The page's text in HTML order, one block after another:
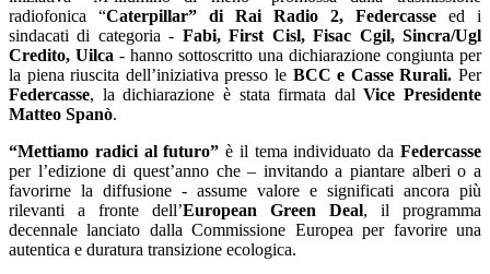
radiofonica “Caterpillar” di Rai Radio 2, Federcasse ed i
sindacati di categoria - Fabi, First Cisl, Fisac Cgil, Sincra/Ugl
Credito, Uilca - hanno sottoscritto una dichiarazione congiunta per
la piena riuscita dell’iniziativa presso le BCC e Casse Rurali. Per
Federcasse, la dichiarazione è stata firmata dalVice Presidente
Matteo Spanò.
“Mettiamo radici al futuro”è il tema individuato daFedercasse
per l’edizione di quest’anno che – invitando a piantare alberi o a
favorirne la diffusione - assume valore e significati ancora più
rilevanti a fronte dell’European Green Deal, il programma
decennale lanciato dalla Commissione Europea per favorire una
autentica e duratura transizione ecologica.